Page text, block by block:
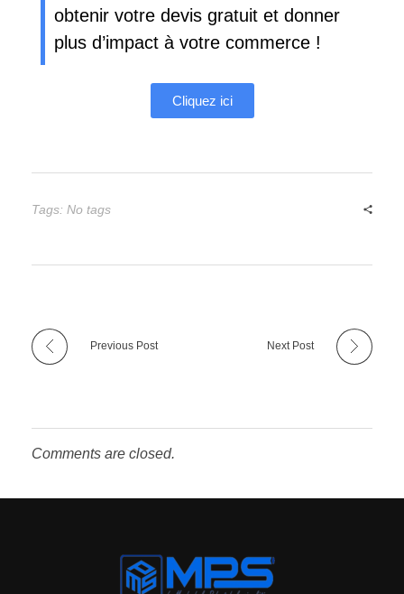
obtenir votre devis gratuit et donner
plus d’impact à votre commerce !
Cliquez ici
Tags: No tags
Previous Post Next Post
Comments are closed.